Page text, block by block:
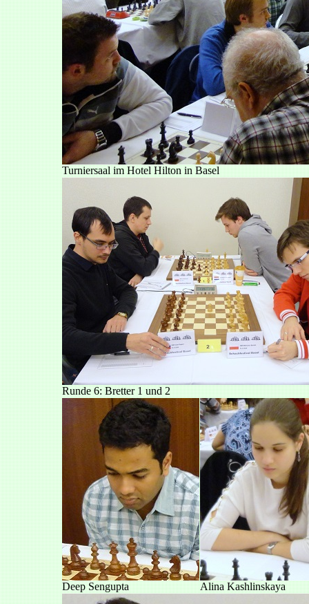
Turniersaal im Hotel Hilton in Basel
Runde 6: Bretter 1 und 2
Deep Sengupta Alina Kashlinskaya